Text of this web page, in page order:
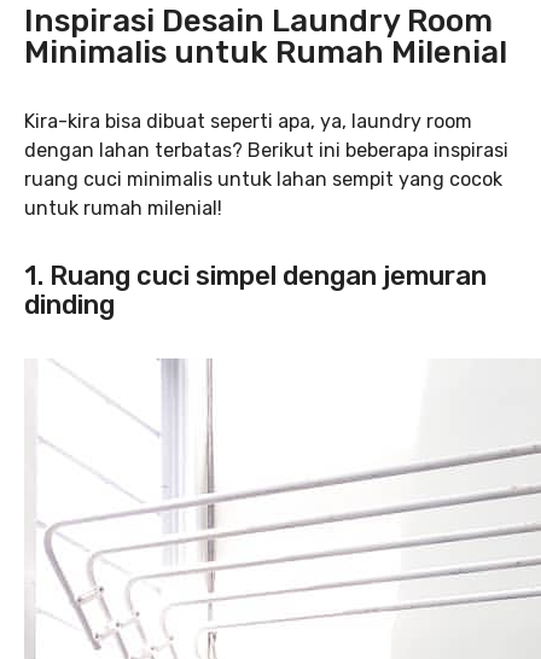
Inspirasi Desain Laundry Room
Minimalis untuk Rumah Milenial
Kira-kira bisa dibuat seperti apa, ya, laundry room
dengan lahan terbatas? Berikut ini beberapa inspirasi
ruang cuci minimalis untuk lahan sempit yang cocok
untuk rumah milenial!
1. Ruang cuci simpel dengan jemuran
dinding